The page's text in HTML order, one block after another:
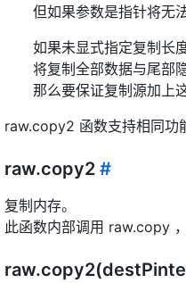
但如果参数是指针将无
如果未显式指定复制长
将复制全部数据与尾部
那么要保证复制源加上
raw.copy2 函数支持相同功
raw.copy2 #
复制内存。
此函数内部调用 raw.copy